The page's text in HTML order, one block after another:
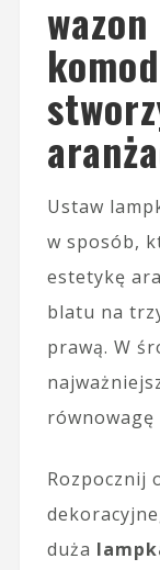
Ustaw
w sposób,
estetykę
blatu na
prawą. W
równowagę
Rozpocznij
duża